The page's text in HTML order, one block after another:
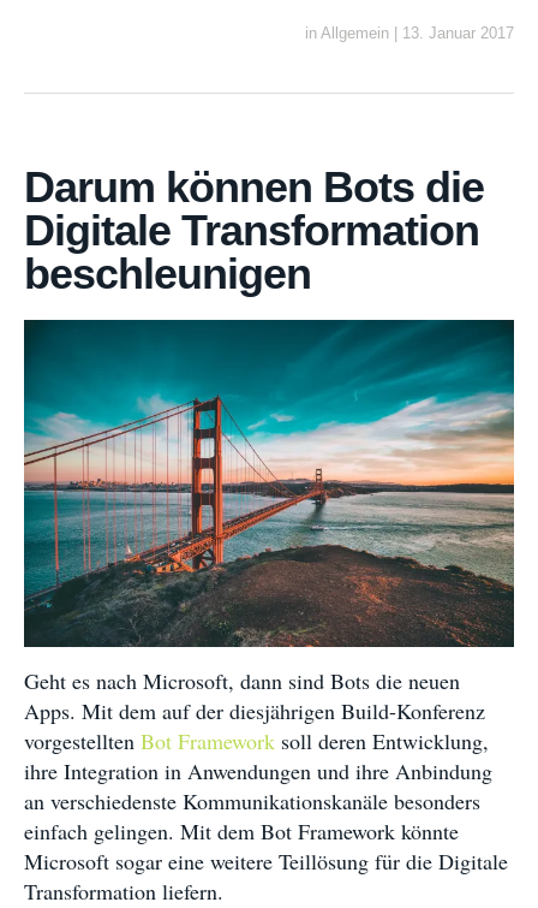
in Allgemein 13. Januar 2017
Darum können Bots die
Digitale Transformation
beschleunigen
Geht es nach Microsoft, dann sind Bots die neuen
Apps. Mit dem auf der diesjährigen Build-Konferenz
vorgestellten Bot Framework soll deren Entwicklung,
ihre Integration in Anwendungen und ihre Anbindung
an verschiedenste Kommunikationskanäle besonders
einfach gelingen. Mit dem Bot Framework könnte
Microsoft sogar eine weitere Teillösung für die Digitale
Transformation liefern.